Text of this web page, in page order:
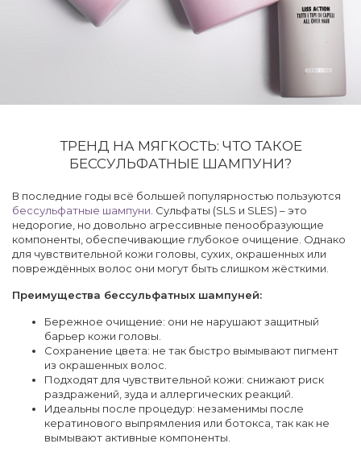
ТРЕНД НА МЯГКОСТЬ: ЧТО ТАКОЕ
БЕССУЛЬФАТНЫЕ ШАМПУНИ?
В последние годы всё большей популярностью пользуются
бессульфатные шампуни . Сульфаты (SLS и SLES) – это
недорогие, но довольно агрессивные пенообразующие
компоненты, обеспечивающие глубокое очищение. Однако
для чувствительной кожи головы, сухих, окрашенных или
повреждённых волос они могут быть слишком жёсткими.
Преимущества бессульфатных шампуней:
Бережное очищение: они не нарушают защитный
барьер кожи головы.
Сохранение цвета: не так быстро вымывают пигмент
из окрашенных волос.
Подходят для чувствительной кожи: снижают риск
раздражений, зуда и аллергических реакций.
Идеальны после процедур: незаменимы после
кератинового выпрямления или ботокса, так как не
вымывают активные компоненты.